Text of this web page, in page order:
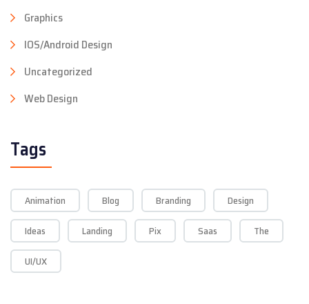
Graphics
IOS/Android Design
Uncategorized
Web Design
Tags
Animation Blog Branding
Design
Ideas
Landing Pix Saas
The
UI/UX